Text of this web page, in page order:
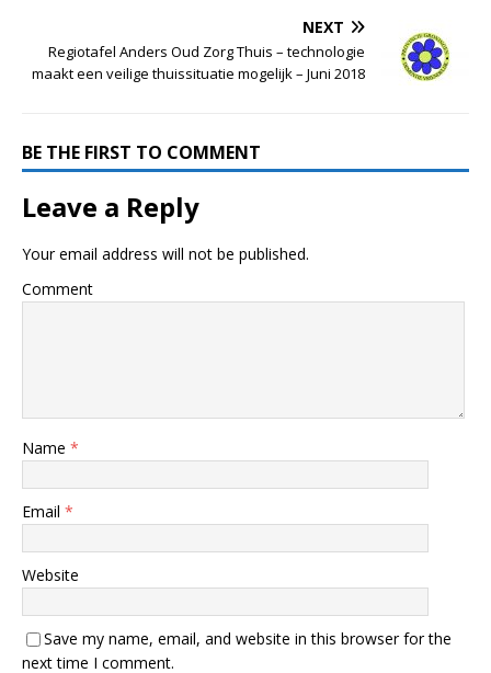
NEXT
Regiotafel Anders Oud Zorg Thuis – technologie
maakt een veilige thuissituatie mogelijk – Juni 2018
BE THE FIRST TO COMMENT
Leave a Reply
Your email address will not be published.
Comment
Name *
Email *
Website
Save my name, email, and website in this browser for the
next time I comment.